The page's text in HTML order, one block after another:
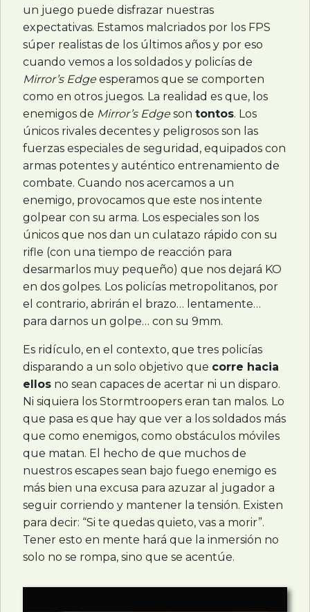
un juego puede disfrazar nuestras
expectativas. Estamos malcriados por los FPS
súper realistas de los últimos años y por eso
cuando vemos a los soldados y policías de
Mirror’s Edge esperamos que se comporten
como en otros juegos. La realidad es que, los
enemigos de Mirror’s Edge son tontos. Los
únicos rivales decentes y peligrosos son las
fuerzas especiales de seguridad, equipados con
armas potentes y auténtico entrenamiento de
combate. Cuando nos acercamos a un
enemigo, provocamos que este nos intente
golpear con su arma. Los especiales son los
únicos que nos dan un culatazo rápido con su
rifle (con una tiempo de reacción para
desarmarlos muy pequeño) que nos dejará KO
en dos golpes. Los policías metropolitanos, por
el contrario, abrirán el brazo… lentamente…
para darnos un golpe… con su 9mm.
Es ridículo, en el contexto, que tres policías
disparando a un solo objetivo que corre hacia
ellos no sean capaces de acertar ni un disparo.
Ni siquiera los Stormtroopers eran tan malos. Lo
que pasa es que hay que ver a los soldados más
que como enemigos, como obstáculos móviles
que matan. El hecho de que muchos de
nuestros escapes sean bajo fuego enemigo es
más bien una excusa para azuzar al jugador a
seguir corriendo y mantener la tensión. Existen
para decir: “Si te quedas quieto, vas a morir”.
Tener esto en mente hará que la inmersión no
solo no se rompa, sino que se acentúe.